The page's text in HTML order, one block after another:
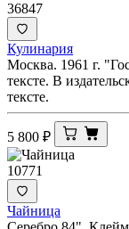
36847
Кулинария
Москва. 1961 г.
тексте. В
тексте.
5 800 ₽
10771
Чайница